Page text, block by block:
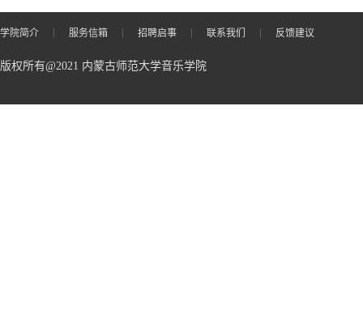
学院简介 服务信箱 招聘启事 联系我们 反馈建议
版权所有@2021 内蒙古师范大学音乐学院